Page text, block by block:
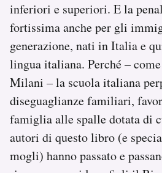
inferiori e superiori. E la
fortissima anche per gli
generazione, nati in Italia e
lingua italiana. Perché –
Milani – la scuola italiana
diseguaglianze familiari,
famiglia alle spalle dotata di
autori di questo libro (e
mogli) hanno passato e